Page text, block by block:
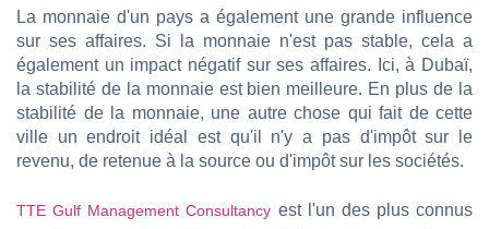
La monnaie d'un pays a également une grande influence
sur ses affaires. Si la monnaie n'est pas stable, cela a
également un impact négatif sur ses affaires. Ici, à Dubaï,
la stabilité de la monnaie est bien meilleure. En plus de la
stabilité de la monnaie, une autre chose qui fait de cette
ville un endroit idéal est qu'il n'y a pas d'impôt sur le
revenu, de retenue à la source ou d'impôt sur les sociétés.
TTE Gulf Management Consultancy est l'un des plus connus